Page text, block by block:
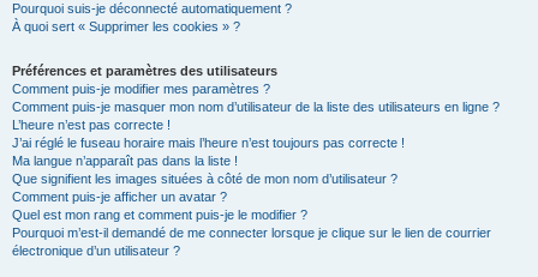
Pourquoi suis-je déconnecté automatiquement ?
À quoi sert « Supprimer les cookies » ?
Préférences et paramètres des utilisateurs
Comment puis-je modifier mes paramètres ?
Comment puis-je masquer mon nom d’utilisateur de la liste des utilisateurs en ligne ?
L’heure n’est pas correcte !
J’ai réglé le fuseau horaire mais l’heure n’est toujours pas correcte !
Ma langue n’apparaît pas dans la liste !
Que signifient les images situées à côté de mon nom d’utilisateur ?
Comment puis-je afficher un avatar ?
Quel est mon rang et comment puis-je le modifier ?
Pourquoi m’est-il demandé de me connecter lorsque je clique sur le lien de courrier
électronique d’un utilisateur ?